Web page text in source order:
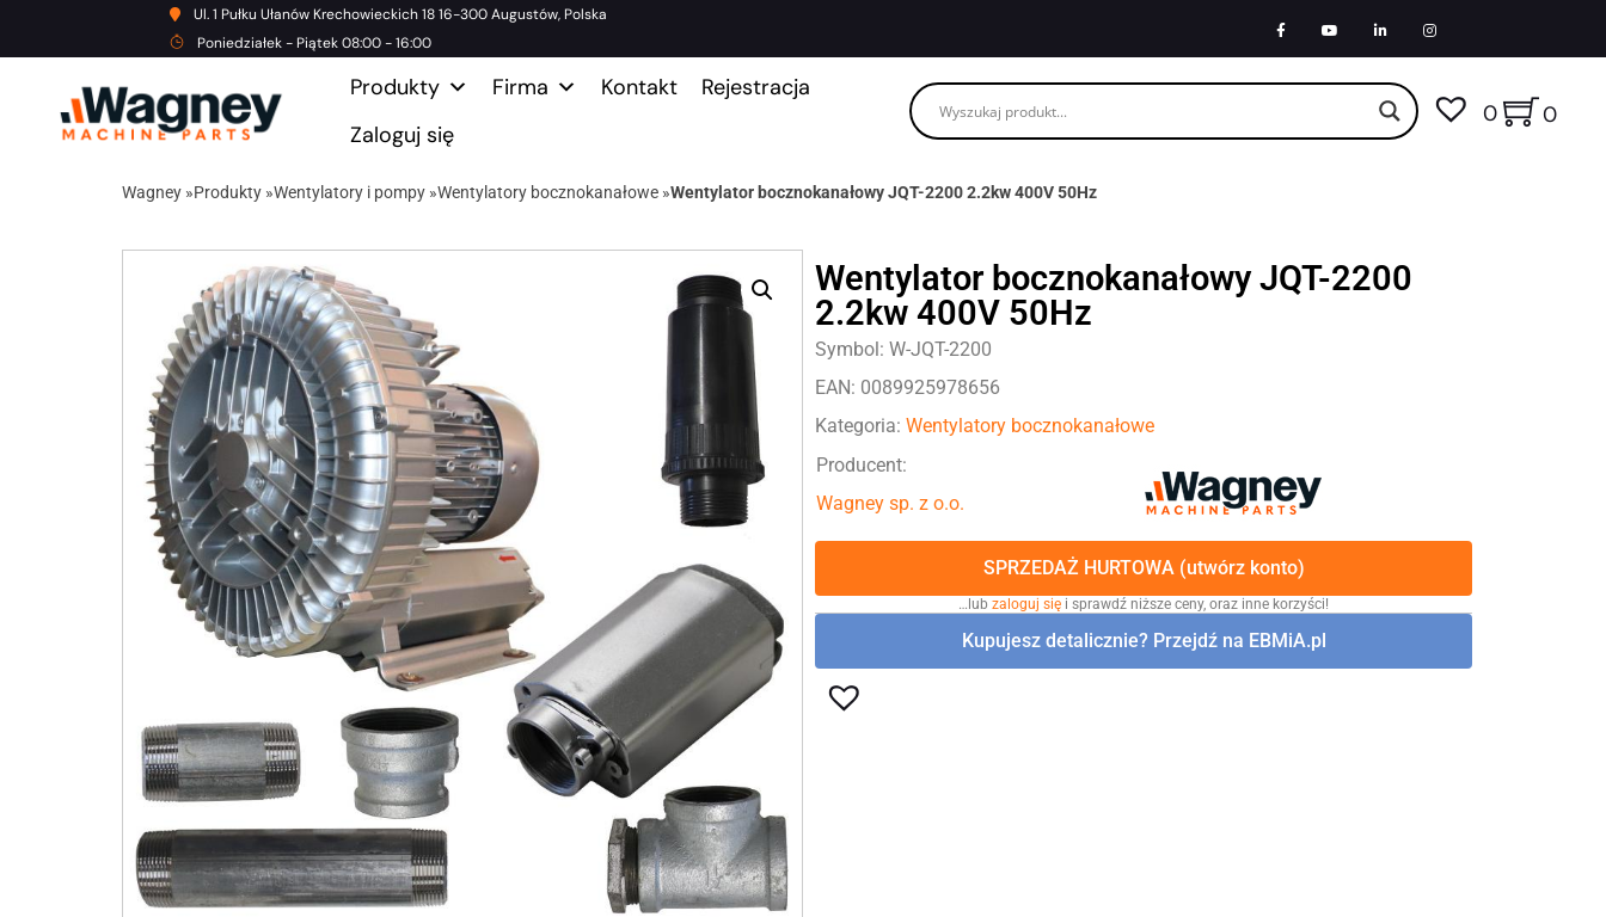
Ul. 1 Pułku Ułanów Krechowieckich 18 16-300 Augustów, Polska
Poniedziałek - Piątek 08:00 - 16:00
Produkty Firma Kontakt
Rejestracja
Zaloguj się
0 0
Wagney »Produkty »Wentylatory i pompy »Wentylatory bocznokanałowe »Wentylator bocznokanałowy JQT-2200 2.2kw 400V 50Hz
Wentylator bocznokanałowy JQT-2200
2.2kw 400V 50Hz
Symbol: W-JQT-2200
EAN: 0089925978656
Kategoria: Wentylatory bocznokanałowe
Producent:
Wagney sp. z o.o.
SPRZEDAŻ HURTOWA (utwórz konto)
…lub zaloguj się i sprawdź niższe ceny, oraz inne korzyści!
Kupujesz detalicznie? Przejdź na EBMiA.pl